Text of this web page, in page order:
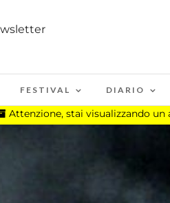
FESTIVAL DIARIO
Attenzione, stai visualizzando